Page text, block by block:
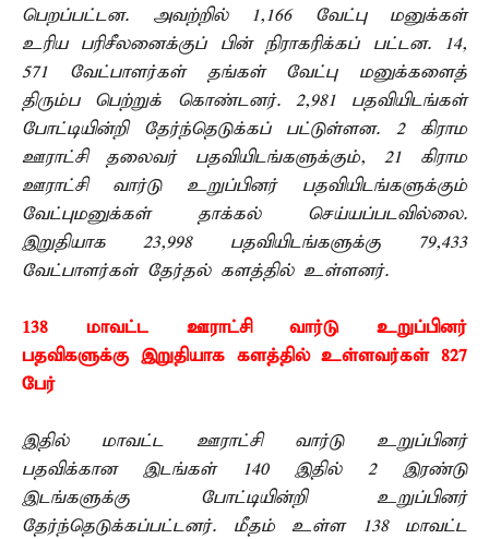
பெறப்பட்டன. அவற்றில் 1,166 வேட்பு மனுக்கள்
உரிய பரிசீலனைக்குப் பின் நிராகரிக்கப் பட்டன. 14,
571 வேட்பாளர்கள் தங்கள் வேட்பு மனுக்களைத்
திரும்ப பெற்றுக் கொண்டனர். 2,981 பதவியிடங்கள்
போட்டியின்றி தேர்ந்தெடுக்கப் பட்டுள்ளன. 2 கிராம
ஊராட்சி தலைவர் பதவியிடங்களுக்கும், 21 கிராம
ஊராட்சி வார்டு உறுப்பினர் பதவியிடங்களுக்கும்
வேட்புமனுக்கள் தாக்கல் செய்யப்படவில்லை.
இறுதியாக 23,998 பதவியிடங்களுக்கு 79,433
வேட்பாளர்கள் தேர்தல் களத்தில் உள்ளனர்.
138 மாவட்ட ஊராட்சி வார்டு உறுப்பினர்
பதவிகளுக்கு இறுதியாக களத்தில் உள்ளவர்கள் 827
பேர்
இதில் மாவட்ட ஊராட்சி வார்டு உறுப்பினர்
பதவிக்கான இடங்கள் 140 இதில் 2 இரண்டு
இடங்களுக்கு போட்டியின்றி உறுப்பினர்
தேர்ந்தெடுக்கப்பட்டனர். மீதம் உள்ள 138 மாவட்ட